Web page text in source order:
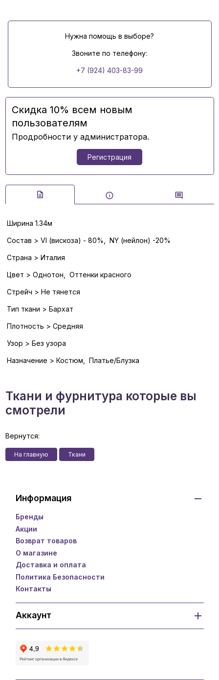
Нужна помощь в выборе?
Звоните по телефону:
+7 (924) 403-83-99
Скидка 10% всем новым
пользователям
Продробности у администратора.
Регистрация
Ширина 1.34м
Состав > VI (вискоза) - 80%, NY (нейлон) -20%
Страна > Италия
Цвет > Однотон, Оттенки красного
Стрейч > Не тянется
Тип ткани > Бархат
Плотность > Средняя
Узор > Без узора
Назначение > Костюм, Платье/Блузка
Ткани и фурнитура которые вы
смотрели
Вернутся:
На главную Ткани
Информация
Бренды
Акции
Возврат товаров
О магазине
Доставка и оплата
Политика Безопасности
Контакты
Аккаунт